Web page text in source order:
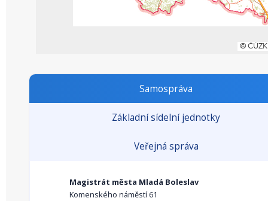
Samospráva
Základní sídelní jednotky
Veřejná správa
Magistrát města Mladá Boleslav
Komenského náměstí 61